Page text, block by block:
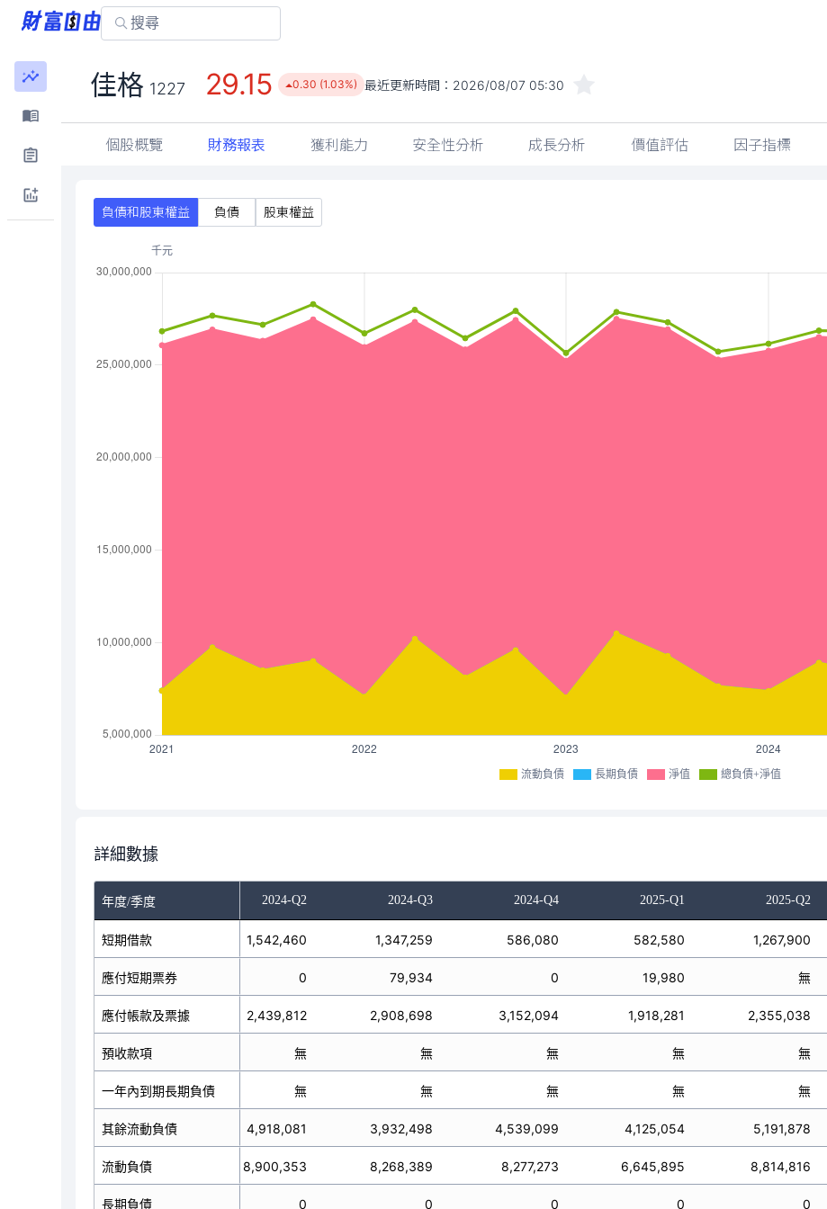
佳格 1227 29.15 0.30 (1.03%) 最近更新時間： 2026/08/07 05:30
個股概覽 財務報表 獲利能力 安全性分析 成長分析 價值評估 因子指標
負債和股東權益 負債 股東權益
流動負債 長期負債 淨值 總負債+淨值
詳細數據
年度/季度2024-Q1 2024-Q2 2024-Q3 2024-Q4 2025-Q1 2025-Q2
短期借款
應付短期票券
應付帳款及票據
預收款項
一年內到期長期負債
其餘流動負債
流動負債
長期負債
1,747,472 1,542,460 1,347,259 586,080 582,580 1,267,900
19,987 0 79,934 0 19,980 無
1,691,691 2,439,812 2,908,698 3,152,094 1,918,281 2,355,038
無 無 無 無 無
無 無 無 無 無 無
3,905,465 4,918,081 3,932,498 4,539,099 4,125,054 5,191,878
7,364,615 8,900,353 8,268,389 8,277,273 6,645,895 8,814,816
0 0 0 0 0